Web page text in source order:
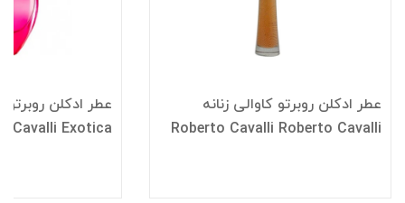
عطر ادکلن روبرتو کاوالی زنانه
Roberto Cavalli Roberto Cavalli
عطر ادکلن روبرتو
Cavalli Exotica